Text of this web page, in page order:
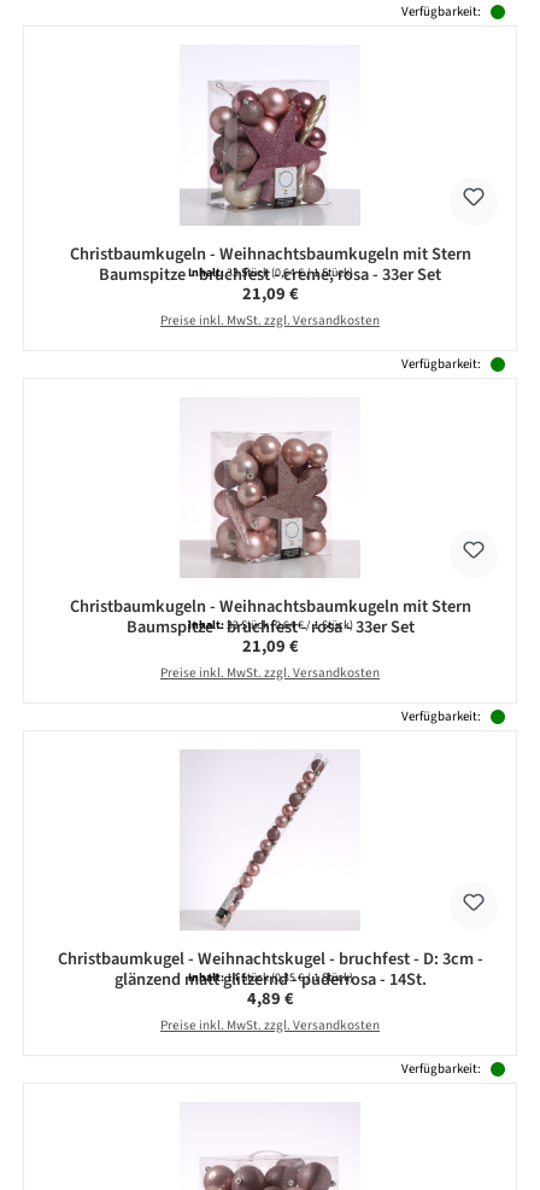
Verfügbarkeit:
Christbaumkugeln - Weihnachtsbaumkugeln mit Stern
Baumspitze - bruchfest - creme, rosa - 33er Set
Inhalt:33 Stück(0,64 € / 1 Stück)
Regulärer Preis:
21,09 €
Preise inkl. MwSt. zzgl. Versandkosten
Verfügbarkeit:
Christbaumkugeln - Weihnachtsbaumkugeln mit Stern
Baumspitze - bruchfest - rosa - 33er Set
Inhalt:33 Stück(0,64 € / 1 Stück)
Regulärer Preis:
21,09 €
Preise inkl. MwSt. zzgl. Versandkosten
Verfügbarkeit:
Christbaumkugel - Weihnachtskugel - bruchfest - D: 3cm -
glänzend matt glitzernd - puderrosa - 14St.
Inhalt:14 Stück(0,35 € / 1 Stück)
Regulärer Preis:
4,89 €
Preise inkl. MwSt. zzgl. Versandkosten
Verfügbarkeit: